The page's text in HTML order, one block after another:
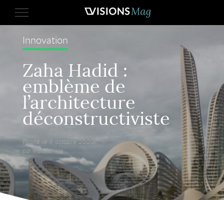
Innovation
Zaha Hadid :
emblème de
l’architecture
déconstructiviste
Publié le 6 octobre 2020,
par VisionsMag.